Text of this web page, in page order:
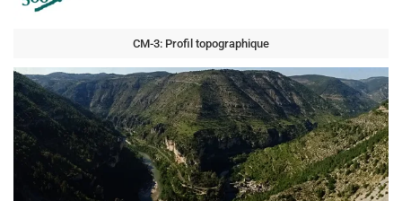
CM-3: Profil topographique